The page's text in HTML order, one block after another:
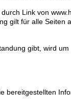
Link von
gilt für alle
gibt, wird um